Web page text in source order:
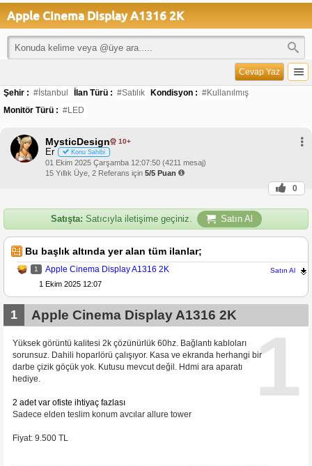
Apple Cinema Display A1316 2K
Cevap Yaz
Şehir : #İstanbul İlan Türü : #Satılık Kondisyon : #Kullanılmış
Monitör Türü : #LED
MysticDesign 10+
Er Konu Sahibi
01 Ekim 2025 Çarşamba 12:07:50 (4211 mesaj)
15 Yıllık Üye, 2 Referans için 5/5 Puan
0
Satışta: Satıcıyla iletişime geçiniz. Satın Al
Bu başlık altında yer alan tüm ilanlar;
1 Apple Cinema Display A1316 2K Satın Al
1 Ekim 2025 12:07
1
1 Apple Cinema Display A1316 2K
Yüksek görüntü kalitesi 2k çözünürlük 60hz. Bağlantı kabloları
sorunsuz. Dahili hoparlörü çalışıyor. Kasa ve ekranda herhangi bir
darbe çizik göçük yok. Kutusu mevcut değil. Hdmi ara aparatı
hediye.
2 adet var ofiste ihtiyaç fazlası
Sadece elden teslim konum avcılar allure tower
Fiyat: 9.500 TL